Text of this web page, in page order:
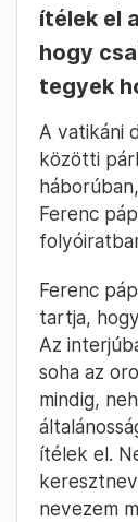
ítélek el
hogy
tegyek
A vatikáni
közötti
Ferenc
Ferenc
tartja,
Az
soha az
mindig,
ítélek el.
nevezem